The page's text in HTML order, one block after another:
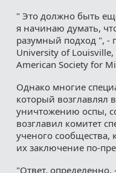
" Это должно быть
я начинаю думать,
разумный подход ", -
University of
American Society for
Однако многие
который
уничтожению оспы,
возглавил комитет
ученого сообщества,
их заключение по-
"Ответ, определенно,